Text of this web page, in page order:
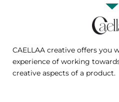
CAELLAA creative offers you
experience of working
creative aspects of a product.